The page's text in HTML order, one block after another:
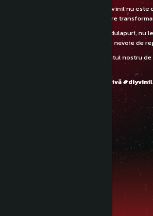
Reciclarea creativă a discurilor de vinil nu
zgârietură are povestea ei, iar fiecare
Dacă ai discuri vechi care zac prin dulapuri, nu
chiar tu, acasă. Creativitatea nu are nevoie de
📸 Imaginea de mai sus e din proiectul nostru
#artadinvinil #reutilizarecreativă